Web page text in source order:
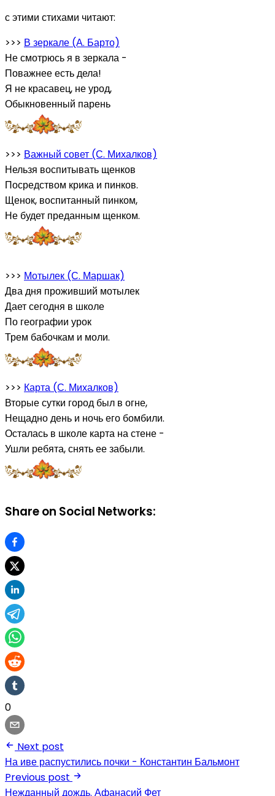
с этими стихами читают:
>>> В зеркале (А. Барто)
Не смотрюсь я в зеркала -
Поважнее есть дела!
Я не красавец, не урод,
Обыкновенный парень
>>> Важный совет (С. Михалков)
Нельзя воспитывать щенков
Посредством крика и пинков.
Щенок, воспитанный пинком,
Не будет преданным щенком.
>>> Мотылек (С. Маршак)
Два дня проживший мотылек
Дает сегодня в школе
По географии урок
Трем бабочкам и моли.
>>> Карта (С. Михалков)
Вторые сутки город был в огне,
Нещадно день и ночь его бомбили.
Осталась в школе карта на стене -
Ушли ребята, снять ее забыли.
Share on Social Networks:
0
Next post
На иве распустились почки - Константин Бальмонт
Previous post
Нежданный дождь. Афанасий Фет